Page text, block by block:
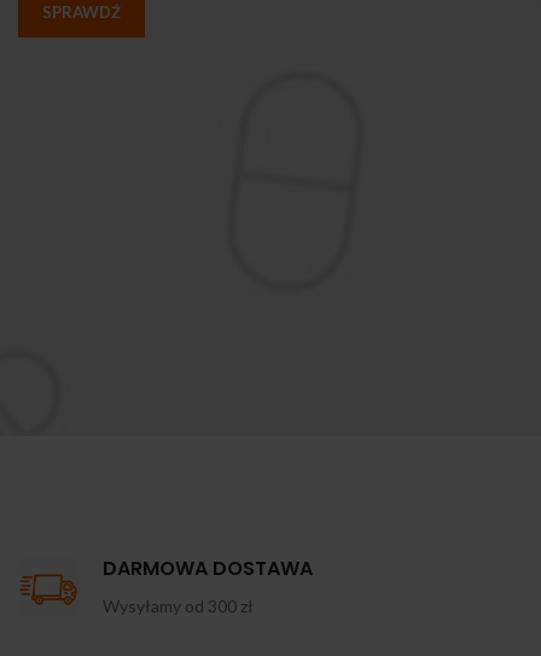
SPRAWDŹ
DARMOWA DOSTAWA
Wysyłamy od 300 zł